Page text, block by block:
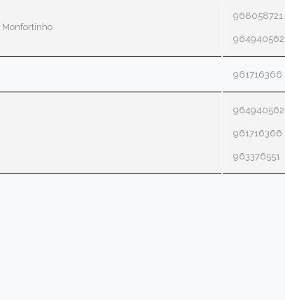
Monfortinho
968058721
964940562
961716366
964940562
961716366
963376551